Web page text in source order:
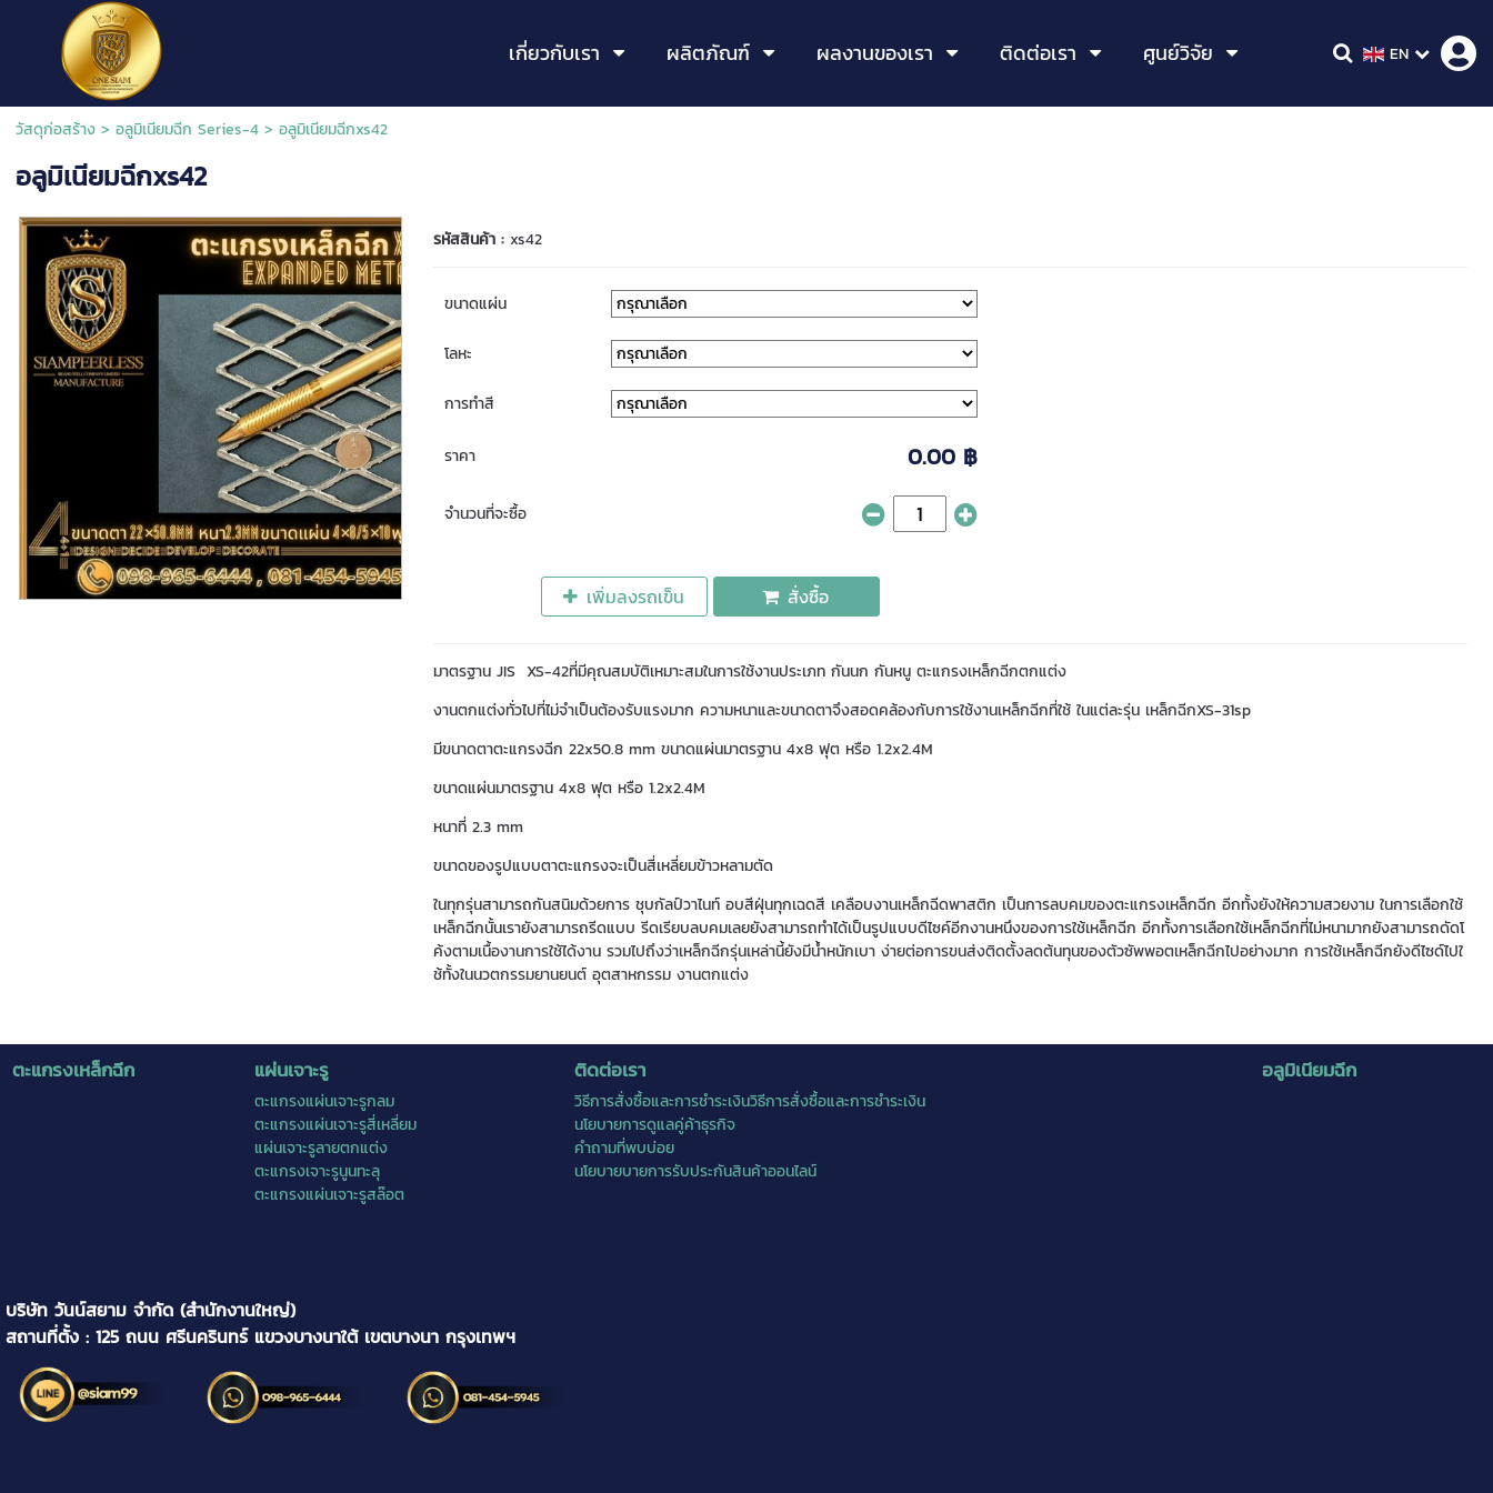
เกี่ยวกับเรา ผลิตภัณฑ์ ผลงานของเรา ติดต่อเรา ศูนย์วิจัย EN
วัสดุก่อสร้าง> อลูมิเนียมฉีก Series-4> อลูมิเนียมฉีกxs42
อลูมิเนียมฉีกxs42
รหัสสินค้า : xs42
ขนาดแผ่น
โลหะ
การทำสี
ราคา 0.00 ฿
จำนวนที่จะซื้อ
เพิ่มลงรถเข็น สั่งซื้อ
มาตรฐาน JIS XS-42ที่มีคุณสมบัติเหมาะสมในการใช้งานประเภท กันนก กันหนู ตะแกรงเหล็กฉีกตกแต่ง
งานตกแต่งทั่วไปที่ไม่จำเป็นต้องรับแรงมาก ความหนาและขนาดตาจึงสอดคล้องกับการใช้งานเหล็กฉีกที่ใช้ ในแต่ละรุ่น เหล็กฉีกXS-31sp
มีขนาดตาตะแกรงฉีก 22x50.8 mm ขนาดแผ่นมาตรฐาน 4x8 ฟุต หรือ 1.2x2.4M
ขนาดแผ่นมาตรฐาน 4x8 ฟุต หรือ 1.2x2.4M
หนาที่ 2.3 mm
ขนาดของรูปแบบตาตะแกรงจะเป็นสี่เหลี่ยมข้าวหลามตัด
ในทุกรุ่นสามารถกันสนิมด้วยการ ชุบกัลป์วาไนท์ อบสีฝุ่นทุกเฉดสี เคลือบงานเหล็กฉีดพาสติก เป็นการลบคมของตะแกรงเหล็กฉีก อีกทั้งยังให้ความสวยงาม ในการเลือกใช้
เหล็กฉีกนั้นเรายังสามารถรีดแบบ รีดเรียบลบคมเลยยังสามารถทำได้เป็นรูปแบบดีไซค์อีกงานหนึงของการใช้เหล็กฉีก อีกทั้งการเลือกใช้เหล็กฉีกที่ไม่หนามากยังสามารถดัดโ
ค้งตามเนื้องานการใช้ได้งาน รวมไปถึงว่าเหล็กฉีกรุ่นเหล่านี้ยังมีน้ำหนักเบา ง่ายต่อการขนส่งติดตั้งลดต้นทุนของตัวซัพพอตเหล็กฉีกไปอย่างมาก การใช้เหล็กฉีกยังดีไซด์ไปใ
ช้ทั้งในนวตกรรมยานยนต์ อุตสาหกรรม งานตกแต่ง
ตะแกรงเหล็กฉีก แผ่นเจาะรู
ตะแกรงแผ่นเจาะรูกลม
ตะแกรงแผ่นเจาะรูสี่เหลี่ยม
แผ่นเจาะรูลายตกแต่ง
ตะแกรงเจาะรูนูนทะลุ
ตะแกรงแผ่นเจาะรูสล๊อต
ติดต่อเรา
วิธีการสั่งซื้อและการชำระเงินวิธีการสั่งซื้อและการชำระเงิน
นโยบายการดูแลคู่ค้าธุรกิจ
คำถามที่พบบ่อย
นโยบายบายการรับประกันสินค้าออนไลน์
อลูมิเนียมฉีก
บริษัท วันน์สยาม จำกัด (สำนักงานใหญ่)
สถานที่ตั้ง : 125 ถนน ศรีนครินทร์ แขวงบางนาใต้ เขตบางนา กรุงเทพฯ